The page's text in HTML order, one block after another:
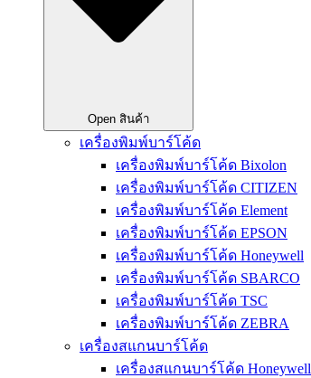
Open สินค้า
เครื่องพิมพ์บาร์โค้ด
เครื่องพิมพ์บาร์โค้ด Bixolon
เครื่องพิมพ์บาร์โค้ด CITIZEN
เครื่องพิมพ์บาร์โค้ด Element
เครื่องพิมพ์บาร์โค้ด EPSON
เครื่องพิมพ์บาร์โค้ด Honeywell
เครื่องพิมพ์บาร์โค้ด SBARCO
เครื่องพิมพ์บาร์โค้ด TSC
เครื่องพิมพ์บาร์โค้ด ZEBRA
เครื่องสแกนบาร์โค้ด
เครื่องสแกนบาร์โค้ด Honeywell